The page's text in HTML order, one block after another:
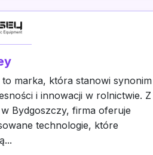
to marka, która stanowi synonim
i innowacji w rolnictwie. Z
Bydgoszczy, firma oferuje
technologie, które